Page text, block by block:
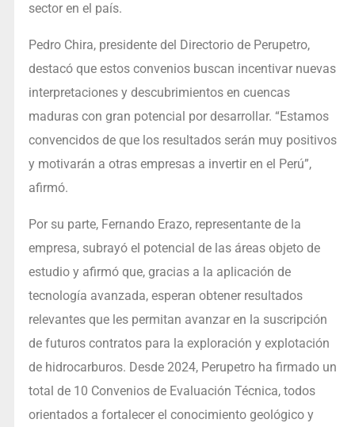
sector en el país.
Pedro Chira, presidente del Directorio de Perupetro,
destacó que estos convenios buscan incentivar nuevas
interpretaciones y descubrimientos en cuencas
maduras con gran potencial por desarrollar. “Estamos
convencidos de que los resultados serán muy positivos
y motivarán a otras empresas a invertir en el Perú”,
afirmó.
Por su parte, Fernando Erazo, representante de la
empresa, subrayó el potencial de las áreas objeto de
estudio y afirmó que, gracias a la aplicación de
tecnología avanzada, esperan obtener resultados
relevantes que les permitan avanzar en la suscripción
de futuros contratos para la exploración y explotación
de hidrocarburos. Desde 2024, Perupetro ha firmado un
total de 10 Convenios de Evaluación Técnica, todos
orientados a fortalecer el conocimiento geológico y